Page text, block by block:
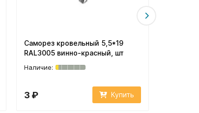
Саморез кровельный 5,5*19
RAL3005 винно-красный, шт
3 ₽ Купить